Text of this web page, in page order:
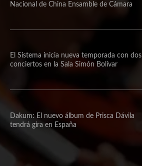
Nacional de China Ensamble de Cámara
El Sistema inicia nueva temporada con dos
conciertos en la Sala Simón Bolívar
Dakum: El nuevo álbum de Prisca Dávila
tendrá gira en España